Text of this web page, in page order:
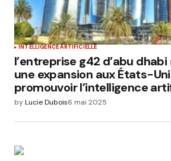
INTELLIGENCE ARTIFICIELLE
l’entreprise g42 d’abu
une expansion aux États-
promouvoir l’intelligence
byLucie Dubois6 mai 2025